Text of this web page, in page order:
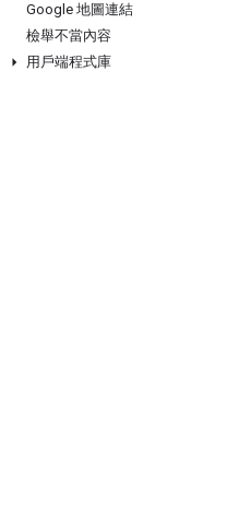
Google 地圖連結
檢舉不當內容
用戶端程式庫
使用 google-